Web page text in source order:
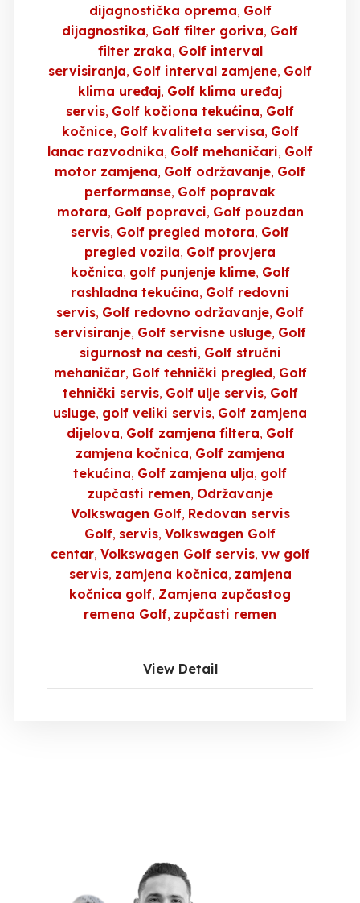
dijagnostička oprema Golf
dijagnostika Golf filter goriva Golf
filter zraka Golf interval
servisiranja Golf interval zamjene Golf
klima uređaj Golf klima uređaj
servis Golf kočiona tekućina Golf
kočnice Golf kvaliteta servisa Golf
lanac razvodnika Golf mehaničari Golf
motor zamjena Golf održavanje Golf
performanse Golf popravak
motora Golf popravci Golf pouzdan
servis Golf pregled motora Golf
pregled vozila Golf provjera
kočnica golf punjenje klime Golf
rashladna tekućina Golf redovni
servis Golf redovno održavanje Golf
servisiranje Golf servisne usluge Golf
sigurnost na cesti Golf stručni
mehaničar Golf tehnički pregled Golf
tehnički servis Golf ulje servis Golf
usluge golf veliki servis Golf zamjena
dijelova Golf zamjena filtera Golf
zamjena kočnica Golf zamjena
tekućina Golf zamjena ulja golf
zupčasti remen Održavanje
Volkswagen Golf Redovan servis
Golf servis Volkswagen Golf
centar Volkswagen Golf servis vw golf
servis zamjena kočnica zamjena
kočnica golf Zamjena zupčastog
remena Golf zupčasti remen
View Detail